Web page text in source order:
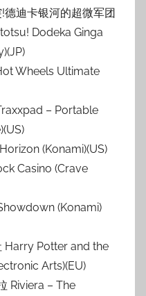
迪卡银河的超微军团
Dodeka Ginga
Wheels Ultimate
– Portable
(Konami)(US)
Casino (Crave
(Konami)
Harry Potter and the
Arts)(EU)
Riviera – The